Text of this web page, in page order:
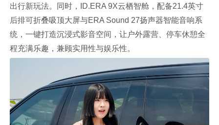
出行新玩法。同时，ID.ERA 9X云栖智舱，配备21.4英寸
后排可折叠吸顶大屏与ERA Sound 27扬声器智能音响系
统，一键打造沉浸式影音空间，让户外露营、停车休憩全
程充满乐趣，兼顾实用性与娱乐性。